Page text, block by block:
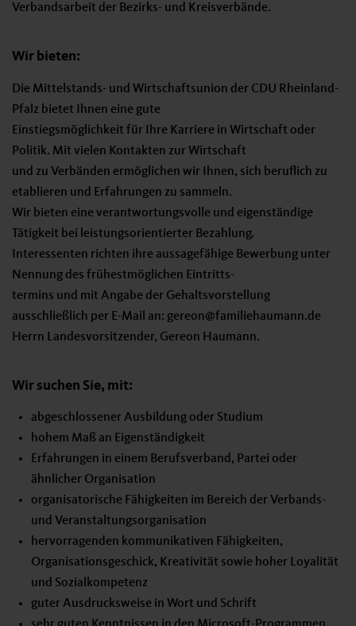
Verbandsarbeit der Bezirks- und Kreisverbände.
Wir bieten:
Die Mittelstands- und Wirtschaftsunion der CDU Rheinland-
Pfalz bietet Ihnen eine gute
Einstiegsmöglichkeit für Ihre Karriere in Wirtschaft oder
Politik. Mit vielen Kontakten zur Wirtschaft
und zu Verbänden ermöglichen wir Ihnen, sich beruflich zu
etablieren und Erfahrungen zu sammeln.
Wir bieten eine verantwortungsvolle und eigenständige
Tätigkeit bei leistungsorientierter Bezahlung.
Interessenten richten ihre aussagefähige Bewerbung unter
Nennung des frühestmöglichen Eintritts-
termins und mit Angabe der Gehaltsvorstellung
ausschließlich per E-Mail an: gereon@familiehaumann.de
Herrn Landesvorsitzender, Gereon Haumann.
Wir suchen Sie, mit:
abgeschlossener Ausbildung oder Studium
hohem Maß an Eigenständigkeit
Erfahrungen in einem Berufsverband, Partei oder
ähnlicher Organisation
organisatorische Fähigkeiten im Bereich der Verbands-
und Veranstaltungsorganisation
hervorragenden kommunikativen Fähigkeiten,
Organisationsgeschick, Kreativität sowie hoher Loyalität
und Sozialkompetenz
guter Ausdrucksweise in Wort und Schrift